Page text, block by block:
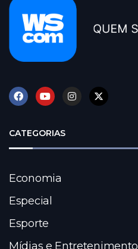
CATEGORIAS
Economia
Especial
Esporte
Mídias e Entretenimento